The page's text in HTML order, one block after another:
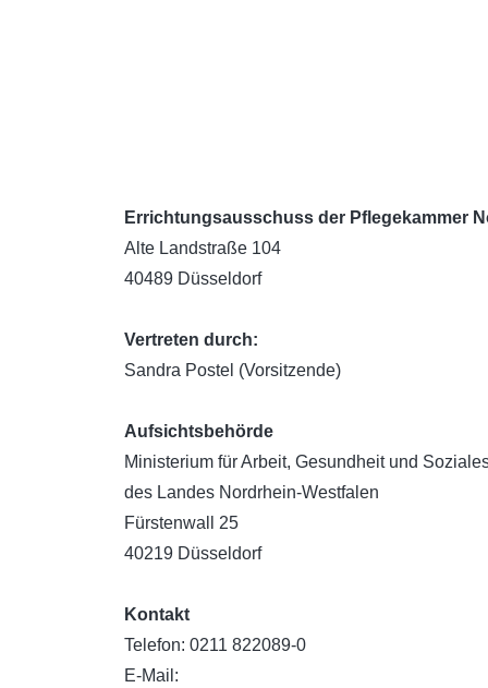
Errichtungsausschuss der Pflegekammer
Alte Landstraße 104
40489 Düsseldorf
Vertreten durch:
Sandra Postel (Vorsitzende)
Aufsichtsbehörde
Ministerium für Arbeit, Gesundheit und
des Landes Nordrhein-Westfalen
Fürstenwall 25
40219 Düsseldorf
Kontakt
Telefon: 0211 822089-0
E-Mail: